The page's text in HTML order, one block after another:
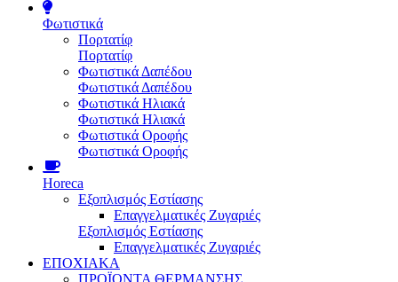
Φωτιστικά
Πορτατίφ
Πορτατίφ
Φωτιστικά Δαπέδου
Φωτιστικά Δαπέδου
Φωτιστικά Ηλιακά
Φωτιστικά Ηλιακά
Φωτιστικά Οροφής
Φωτιστικά Οροφής
Horeca
Εξοπλισμός Εστίασης
Επαγγελματικές Ζυγαριές
Εξοπλισμός Εστίασης
Επαγγελματικές Ζυγαριές
ΕΠΟΧΙΑΚΑ
ΠΡΟΪΟΝΤΑ ΘΕΡΜΑΝΣΗΣ